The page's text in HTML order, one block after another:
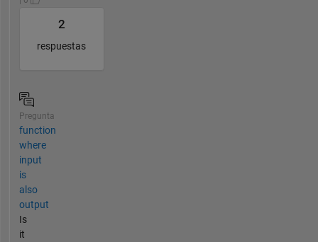
2
respuestas
Pregunta
function
where
input
is
also
output
Is
it